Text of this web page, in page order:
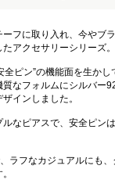
フに取り入れ、今やブ
アクセサリーシリーズ。
ピン”の機能面を生かし
なフォルムにシルバー
インしました。
なピアスで、安全ピン
ラフなカジュアルにも